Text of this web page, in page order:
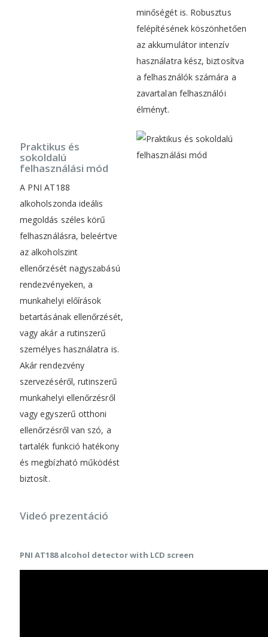
minőségét is. Robusztus
felépítésének köszönhetően
az akkumulátor intenzív
használatra kész, biztosítva
a felhasználók számára a
zavartalan felhasználói
élményt.
Praktikus és
sokoldalú
felhasználási mód
A PNI AT188
alkoholszonda ideális
megoldás széles körű
felhasználásra, beleértve
az alkoholszint
ellenőrzését nagyszabású
rendezvényeken, a
munkahelyi előírások
betartásának ellenőrzését,
vagy akár a rutinszerű
személyes használatra is.
Akár rendezvény
szervezéséről, rutinszerű
munkahelyi ellenőrzésről
vagy egyszerű otthoni
ellenőrzésről van szó, a
tartalék funkció hatékony
és megbízható működést
biztosít.
Videó prezentáció
PNI AT188 alcohol detector with LCD screen